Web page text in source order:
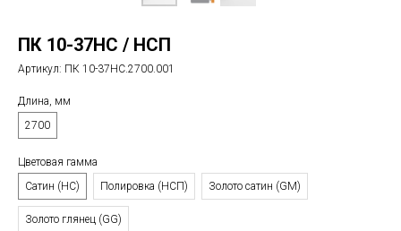
ПК 10-37НС / НСП
Артикул: ПК 10-37НС.2700.001
Длина, мм
2700
Цветовая гамма
Сатин (НС)
Полировка (НСП) Золото сатин (GM)
Золото глянец (GG)